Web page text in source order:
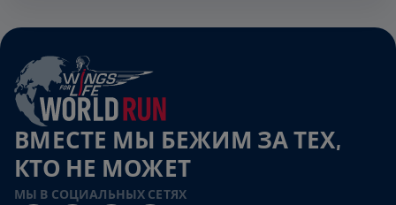
ВМЕСТЕ МЫ БЕЖИМ ЗА ТЕХ,
КТО НЕ МОЖЕТ
МЫ В СОЦИАЛЬНЫХ СЕТЯХ